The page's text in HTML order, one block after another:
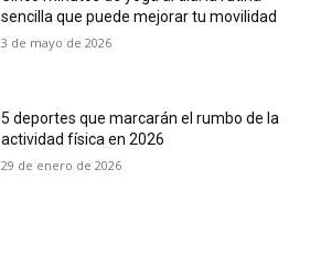
sencilla que puede mejorar tu movilidad
3 de mayo de 2026
5 deportes que marcarán el rumbo de la
actividad física en 2026
29 de enero de 2026